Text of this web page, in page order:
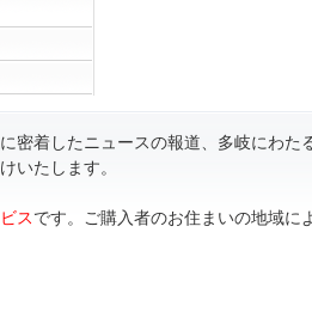
密着したニュースの報道、多岐にわた
いたします。
スです。ご購入者のお住まいの地域に